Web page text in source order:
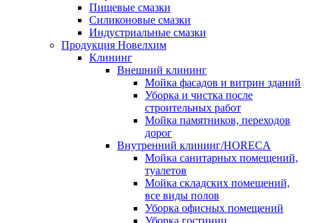
Пищевые смазки
Силиконовые смазки
Индустриальные смазки
Продукция Новелхим
Клининг
Внешний клининг
Мойка фасадов и витрин зданий
Уборка и чистка после
строительных работ
Мойка памятников, переходов
дорог
Внутренний клининг/HORECA
Мойка санитарных помещений,
туалетов
Мойка складских помещений,
все виды полов
Уборка офисных помещений
Уборка гостиниц